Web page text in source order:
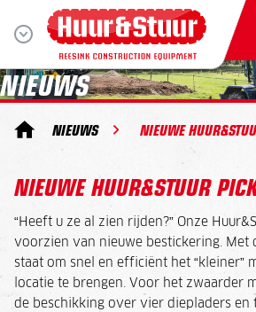
NIEUWS
NIEUWS NIEUWE
NIEUWE HUUR&STUUR
“Heeft u ze al zien rijden?” Onze
voorzien van nieuwe bestickering. Met
staat om snel en efficiënt het “kleiner”
locatie te brengen. Voor het zwaarder
de beschikking over vier diepladers en